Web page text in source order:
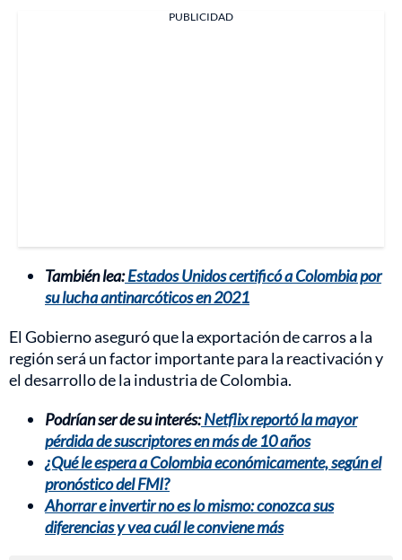
PUBLICIDAD
También lea:Estados Unidos certificó a Colombia por
su lucha antinarcóticos en 2021
El Gobierno aseguró que la exportación de carros a la
región será un factor importante para la reactivación y
el desarrollo de la industria de Colombia.
Podrían ser de su interés:Netflix reportó la mayor
pérdida de suscriptores en más de 10 años
¿Qué le espera a Colombia económicamente, según el
pronóstico del FMI?
Ahorrar e invertir no es lo mismo: conozca sus
diferencias y vea cuál le conviene más